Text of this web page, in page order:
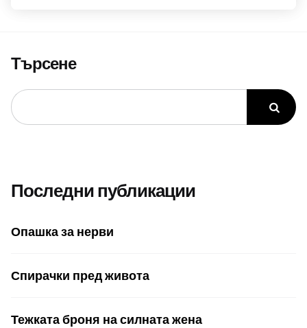
Търсене
Последни публикации
Опашка за нерви
Спирачки пред живота
Тежката броня на силната жена